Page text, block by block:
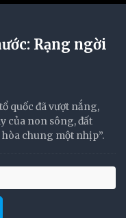
Rạng ngời
quốc đã vượt nắng,
của non sông, đất
chung một nhịp”.